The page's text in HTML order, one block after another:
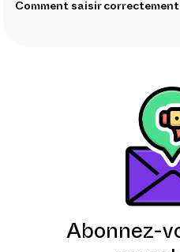
Comment saisir correctement
Abonnez-